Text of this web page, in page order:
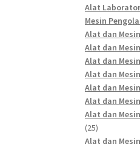
Alat
Mesin
Alat dan
Alat dan
Alat dan
Alat dan
Alat dan
Alat dan
Alat dan
2525
products
Alat dan